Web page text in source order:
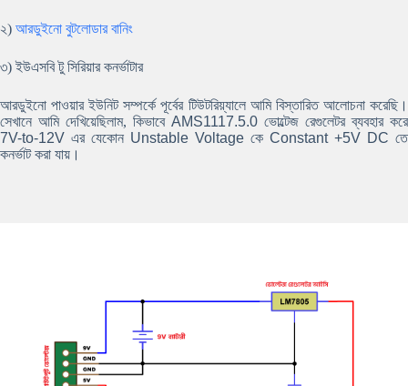
২) আরডুইনো বুটলোডার বানিং
৩) ইউএসবি টু সিরিয়ার কনর্ভাটার
আরডুইনো পাওয়ার ইউনিট সম্পর্কে পূর্বের টিউটরিয়্যালে আমি বিস্তারিত আলোচনা করেছি।
সেখানে আমি দেখিয়েছিলাম, কিভাবে AMS1117.5.0 ভোল্টেজ রেগুলেটর ব্যবহার করে
7V-to-12V এর যেকোন Unstable Voltage কে Constant +5V DC তে
কনর্ভাট করা যায়।